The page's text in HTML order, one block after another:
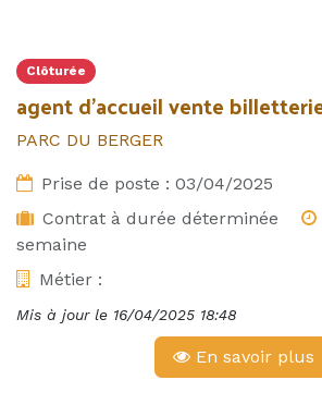
Clôturée
agent d'accueil vente
PARC DU BERGER
Prise de poste : 03/04/2025
Contrat à durée déterminée
semaine
Métier :
Mis à jour le 16/04/2025 18:48
En savoir plus